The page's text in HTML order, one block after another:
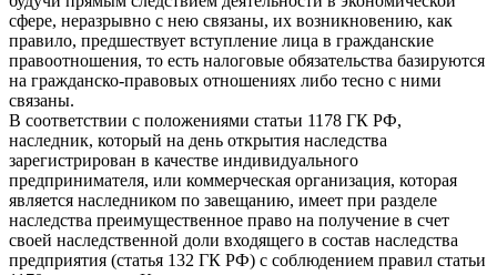
сфере, неразрывно с нею связаны, их возникновению, как
правило, предшествует вступление лица в гражданские
правоотношения, то есть налоговые обязательства базируются
на гражданско-правовых отношениях либо тесно с ними
связаны.
В соответствии с положениями статьи 1178 ГК РФ,
наследник, который на день открытия наследства
зарегистрирован в качестве индивидуального
предпринимателя, или коммерческая организация, которая
является наследником по завещанию, имеет при разделе
наследства преимущественное право на получение в счет
своей наследственной доли входящего в состав наследства
предприятия (статья 132 ГК РФ) с соблюдением правил статьи